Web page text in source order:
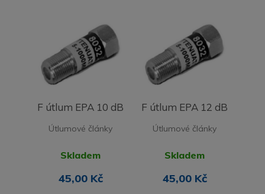
F útlum EPA 10 dB
Útlumové články
Skladem
45,00 Kč
F útlum EPA 12 dB
Útlumové články
Skladem
45,00 Kč